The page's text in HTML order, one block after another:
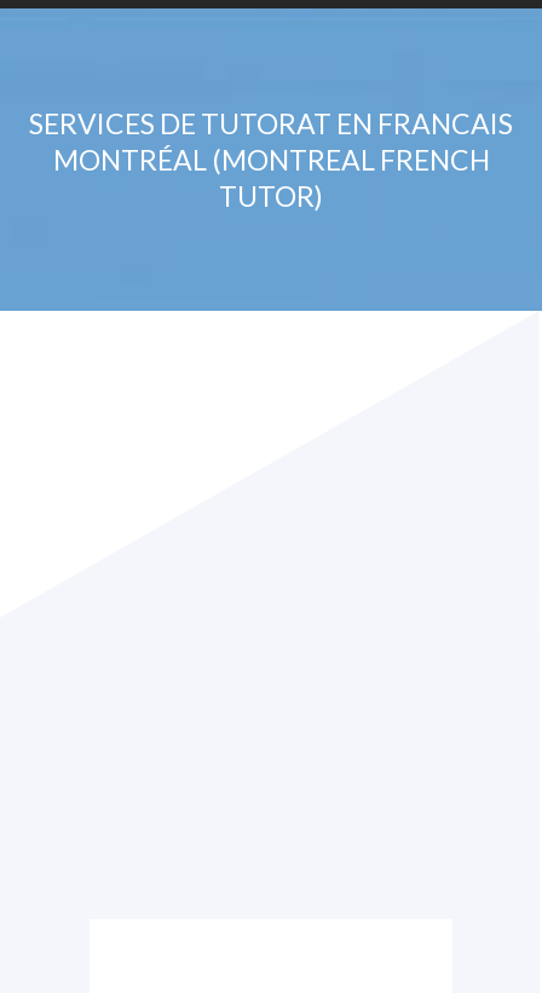
SERVICES DE TUTORAT EN FRANCAIS
MONTRÉAL (MONTREAL FRENCH
TUTOR)